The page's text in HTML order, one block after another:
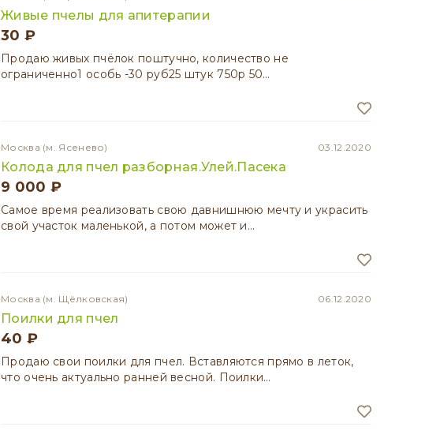
Живые пчелы для апитерапии
30 ₽
Продаю живых пчёлок поштучно, количество не
ограниченно1 особь -30 руб25 штук 750р 50…
Москва (м. Ясенево) 03.12.2020
Колода для пчел разборная.Улей.Пасека
9 000 ₽
Самое время реализовать свою давнишнюю мечту и украсить
свой участок маленькой, а потом может и…
Москва (м. Щёлковская) 06.12.2020
Поилки для пчел
40 ₽
Продаю свои поилки для пчел. Вставляются прямо в леток,
что очень актуально ранней весной. Поилки…